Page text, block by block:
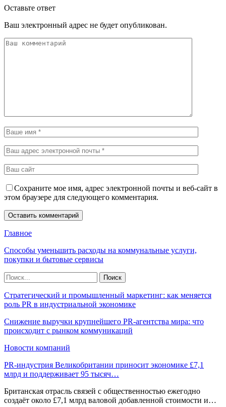
Оставьте ответ
Ваш электронный адрес не будет опубликован.
Сохраните мое имя, адрес электронной почты и веб-сайт в
этом браузере для следующего комментария.
Главное
Способы уменьшить расходы на коммунальные услуги,
покупки и бытовые сервисы
Стратегический и промышленный маркетинг: как меняется
роль PR в индустриальной экономике
Снижение выручки крупнейшего PR-агентства мира: что
происходит с рынком коммуникаций
Новости компаний
PR-индустрия Великобритании приносит экономике £7,1
млрд и поддерживает 95 тысяч…
Британская отрасль связей с общественностью ежегодно
создаёт около £7,1 млрд валовой добавленной стоимости и…